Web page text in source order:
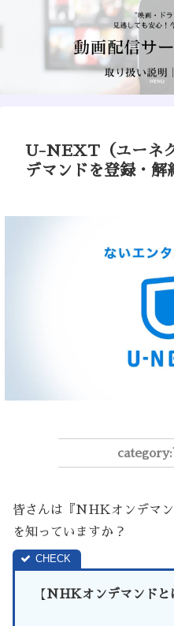
U-NEXT（ユーネ
デマンドを登録・解
皆さんは『NHKオンデマ
を知っていますか？
【 NHKオンデマンドと